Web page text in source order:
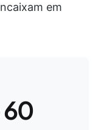
em
60